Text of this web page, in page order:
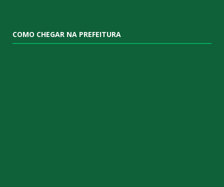
COMO CHEGAR NA PREFEITURA